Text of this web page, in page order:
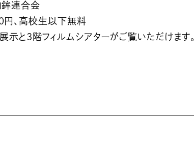
連合会
、高校生以下無料
示と3階フィルムシアターがご覧いただけます。